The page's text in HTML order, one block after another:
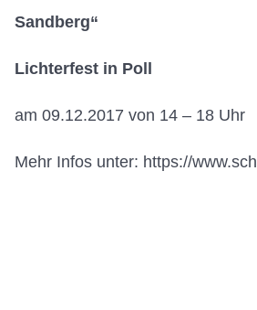
Sandberg“
Lichterfest in Poll
am 09.12.2017 von 14 – 18 Uhr
Mehr Infos unter: https://